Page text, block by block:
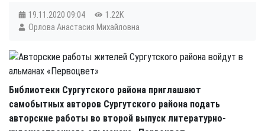
19.11.2020 09:04
1.22K
Орлова Анастасия Михайловна
Библиотеки Сургутского района приглашают
самобытных авторов Сургутского района подать
авторские работы во второй выпуск литературно-